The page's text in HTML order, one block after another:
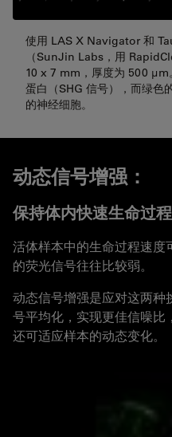
使用 LAS X Navigator 和
（SunJin Labs，用
10 x 7 mm，厚度为 500 µm
蛋白（SHG 信号），而绿色
的神经细胞。
动态信号增强：
保持体内快速生命过
活体样本中的生命过程速度
的荧光信号往往比较弱。
动态信号增强是应对这两种
号平均化，实现更佳信噪比
还可适应样本的动态变化。